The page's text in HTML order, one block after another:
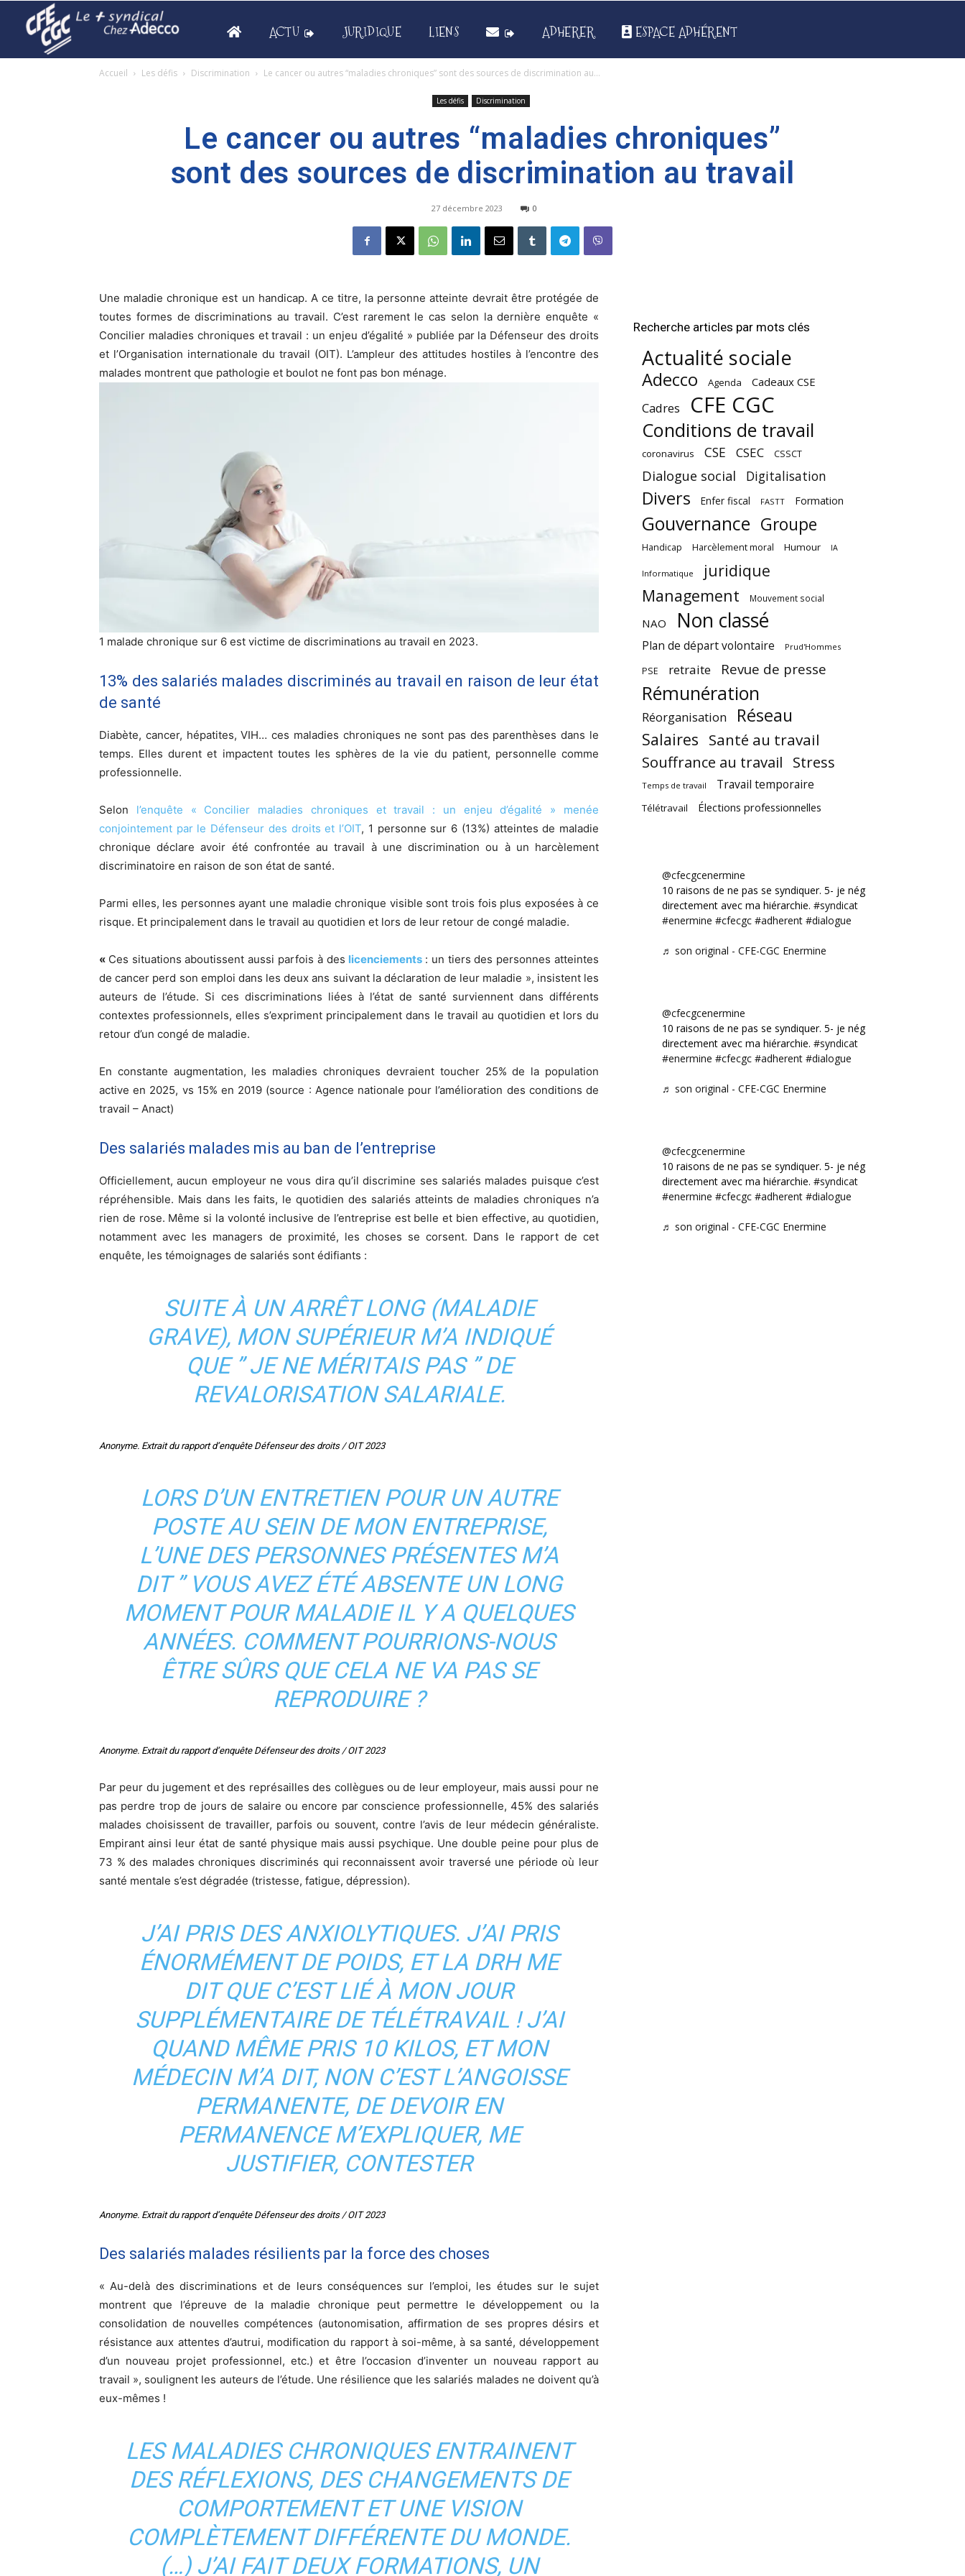
ACTU JURIDIQUE LIENS ADHERER ESPACE ADHÉRENT
Accueil Les défis Discrimination Le cancer ou autres “maladies chroniques” sont des sources de discrimination au...
Les défis Discrimination
Le cancer ou autres “maladies chroniques”
sont des sources de discrimination au travail
27 décembre 2023 0
Une maladie chronique est un handicap. A ce titre, la personne atteinte devrait être protégée de
toutes formes de discriminations au travail. C’est rarement le cas selon la dernière enquête «
Concilier maladies chroniques et travail : un enjeu d’égalité » publiée par la Défenseur des droits
et l’Organisation internationale du travail (OIT). L’ampleur des attitudes hostiles à l’encontre des
malades montrent que pathologie et boulot ne font pas bon ménage.
1 malade chronique sur 6 est victime de discriminations au travail en 2023.
13% des salariés malades discriminés au travail en raison de leur état
de santé
Diabète, cancer, hépatites, VIH… ces maladies chroniques ne sont pas des parenthèses dans le
temps. Elles durent et impactent toutes les sphères de la vie du patient, personnelle comme
professionnelle.
Selon l’enquête « Concilier maladies chroniques et travail : un enjeu d’égalité » menée
conjointement par le Défenseur des droits et l’OIT, 1 personne sur 6 (13%) atteintes de maladie
chronique déclare avoir été confrontée au travail à une discrimination ou à un harcèlement
discriminatoire en raison de son état de santé.
Parmi elles, les personnes ayant une maladie chronique visible sont trois fois plus exposées à ce
risque. Et principalement dans le travail au quotidien et lors de leur retour de congé maladie.
« Ces situations aboutissent aussi parfois à des licenciements : un tiers des personnes atteintes
de cancer perd son emploi dans les deux ans suivant la déclaration de leur maladie », insistent les
auteurs de l’étude. Si ces discriminations liées à l’état de santé surviennent dans différents
contextes professionnels, elles s’expriment principalement dans le travail au quotidien et lors du
retour d’un congé de maladie.
En constante augmentation, les maladies chroniques devraient toucher 25% de la population
active en 2025, vs 15% en 2019 (source : Agence nationale pour l’amélioration des conditions de
travail – Anact)
Des salariés malades mis au ban de l’entreprise
Officiellement, aucun employeur ne vous dira qu’il discrimine ses salariés malades puisque c’est
répréhensible. Mais dans les faits, le quotidien des salariés atteints de maladies chroniques n’a
rien de rose. Même si la volonté inclusive de l’entreprise est belle et bien effective, au quotidien,
notamment avec les managers de proximité, les choses se corsent. Dans le rapport de cet
enquête, les témoignages de salariés sont édifiants :
SUITE À UN ARRÊT LONG (MALADIE
GRAVE), MON SUPÉRIEUR M’A INDIQUÉ
QUE ” JE NE MÉRITAIS PAS ” DE
REVALORISATION SALARIALE.
Anonyme. Extrait du rapport d’enquête Défenseur des droits / OIT 2023
LORS D’UN ENTRETIEN POUR UN AUTRE
POSTE AU SEIN DE MON ENTREPRISE,
L’UNE DES PERSONNES PRÉSENTES M’A
DIT ” VOUS AVEZ ÉTÉ ABSENTE UN LONG
MOMENT POUR MALADIE IL Y A QUELQUES
ANNÉES. COMMENT POURRIONS-NOUS
ÊTRE SÛRS QUE CELA NE VA PAS SE
REPRODUIRE ?
Anonyme. Extrait du rapport d’enquête Défenseur des droits / OIT 2023
Par peur du jugement et des représailles des collègues ou de leur employeur, mais aussi pour ne
pas perdre trop de jours de salaire ou encore par conscience professionnelle, 45% des salariés
malades choisissent de travailler, parfois ou souvent, contre l’avis de leur médecin généraliste.
Empirant ainsi leur état de santé physique mais aussi psychique. Une double peine pour plus de
73 % des malades chroniques discriminés qui reconnaissent avoir traversé une période où leur
santé mentale s’est dégradée (tristesse, fatigue, dépression).
J’AI PRIS DES ANXIOLYTIQUES. J’AI PRIS
ÉNORMÉMENT DE POIDS, ET LA DRH ME
DIT QUE C’EST LIÉ À MON JOUR
SUPPLÉMENTAIRE DE TÉLÉTRAVAIL ! J’AI
QUAND MÊME PRIS 10 KILOS, ET MON
MÉDECIN M’A DIT, NON C’EST L’ANGOISSE
PERMANENTE, DE DEVOIR EN
PERMANENCE M’EXPLIQUER, ME
JUSTIFIER, CONTESTER
Anonyme. Extrait du rapport d’enquête Défenseur des droits / OIT 2023
Des salariés malades résilients par la force des choses
« Au-delà des discriminations et de leurs conséquences sur l’emploi, les études sur le sujet
montrent que l’épreuve de la maladie chronique peut permettre le développement ou la
consolidation de nouvelles compétences (autonomisation, affirmation de ses propres désirs et
résistance aux attentes d’autrui, modification du rapport à soi-même, à sa santé, développement
d’un nouveau projet professionnel, etc.) et être l’occasion d’inventer un nouveau rapport au
travail », soulignent les auteurs de l’étude. Une résilience que les salariés malades ne doivent qu’à
eux-mêmes !
LES MALADIES CHRONIQUES ENTRAINENT
DES RÉFLEXIONS, DES CHANGEMENTS DE
COMPORTEMENT ET UNE VISION
COMPLÈTEMENT DIFFÉRENTE DU MONDE.
(…) J’AI FAIT DEUX FORMATIONS, UN
Recherche articles par mots clés
Actualité sociale
Adecco Agenda Cadeaux CSE
Cadres CFE CGC
Conditions de travail
coronavirus CSE CSEC CSSCT
Dialogue social Digitalisation
Divers Enfer fiscal FASTT Formation
Gouvernance Groupe
Handicap Harcèlement moral Humour IA
Informatique
juridique
Management
Mouvement social
NAO Non classé
Plan de départ volontaire Prud'Hommes
PSE retraite Revue de presse
Rémunération
Réorganisation Réseau
Salaires Santé au travail
Souffrance au travail Stress
Temps de travail Travail temporaire
Télétravail Élections professionnelles
@cfecgcenermine
10 raisons de ne pas se syndiquer. 5- je négocie
directement avec ma hiérarchie. #syndicat
#enermine #cfecgc #adherent #dialogue
♬ son original - CFE-CGC Enermine
@cfecgcenermine
10 raisons de ne pas se syndiquer. 5- je négocie
directement avec ma hiérarchie. #syndicat
#enermine #cfecgc #adherent #dialogue
♬ son original - CFE-CGC Enermine
@cfecgcenermine
10 raisons de ne pas se syndiquer. 5- je négocie
directement avec ma hiérarchie. #syndicat
#enermine #cfecgc #adherent #dialogue
♬ son original - CFE-CGC Enermine